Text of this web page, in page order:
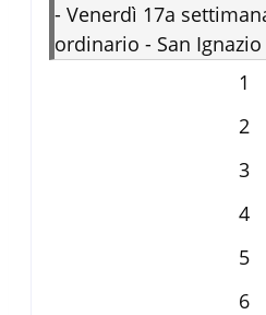
- Venerdì 17a
ordinario - San
1
2
3
4
5
6